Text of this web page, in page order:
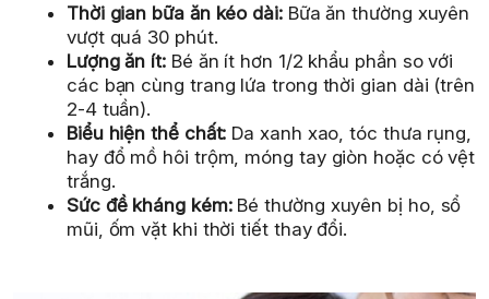
Thời gian bữa ăn kéo dài:Bữa ăn thường xuyên
vượt quá 30 phút.
Lượng ăn ít:Bé ăn ít hơn 1/2 khẩu phần so với
các bạn cùng trang lứa trong thời gian dài (trên
2-4 tuần).
Biểu hiện thể chất: Da xanh xao, tóc thưa rụng,
hay đổ mồ hôi trộm, móng tay giòn hoặc có vệt
trắng.
Sức đề kháng kém:Bé thường xuyên bị ho, sổ
mũi, ốm vặt khi thời tiết thay đổi.